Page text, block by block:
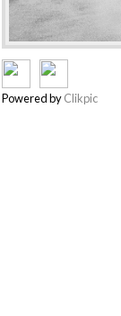
Powered byClikpic